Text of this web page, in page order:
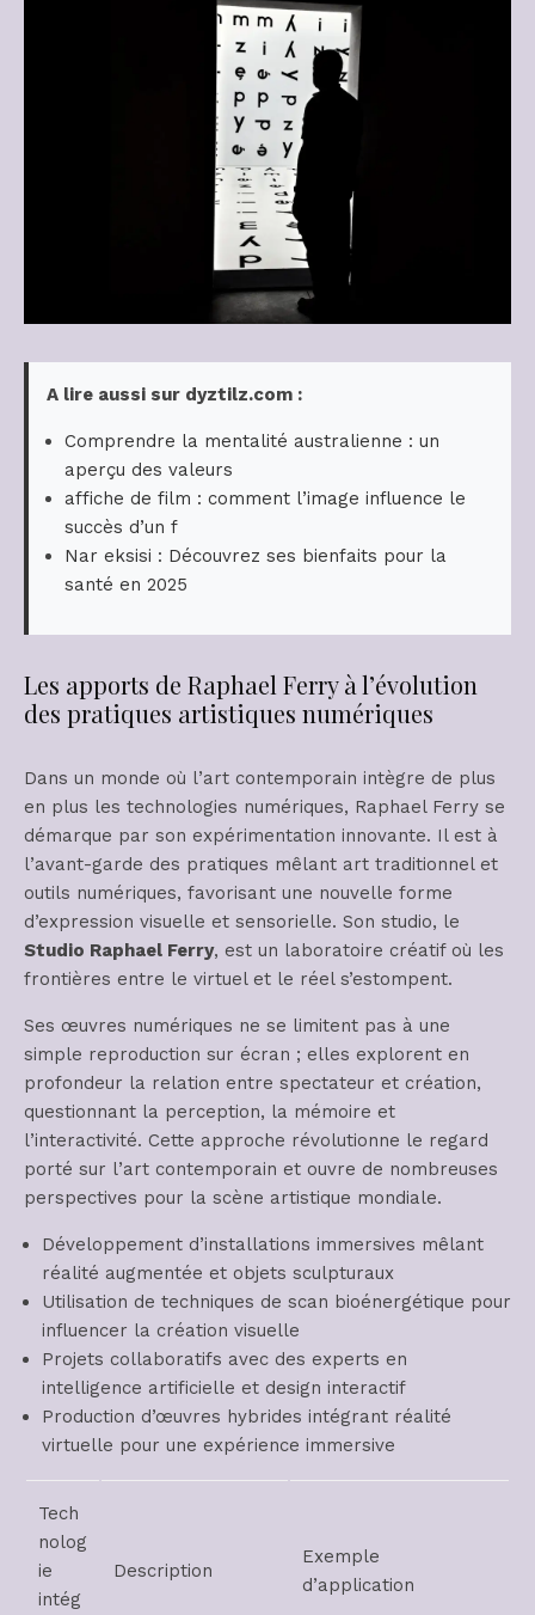
A lire aussi sur dyztilz.com :
Comprendre la mentalité australienne : un
aperçu des valeurs
affiche de film : comment l’image influence le
succès d’un f
Nar eksisi : Découvrez ses bienfaits pour la
santé en 2025
Les apports de Raphael Ferry à l’évolution
des pratiques artistiques numériques
Dans un monde où l’art contemporain intègre de plus
en plus les technologies numériques, Raphael Ferry se
démarque par son expérimentation innovante. Il est à
l’avant-garde des pratiques mêlant art traditionnel et
outils numériques, favorisant une nouvelle forme
d’expression visuelle et sensorielle. Son studio, le
Studio Raphael Ferry, est un laboratoire créatif où les
frontières entre le virtuel et le réel s’estompent.
Ses œuvres numériques ne se limitent pas à une
simple reproduction sur écran ; elles explorent en
profondeur la relation entre spectateur et création,
questionnant la perception, la mémoire et
l’interactivité. Cette approche révolutionne le regard
porté sur l’art contemporain et ouvre de nombreuses
perspectives pour la scène artistique mondiale.
Développement d’installations immersives mêlant
réalité augmentée et objets sculpturaux
Utilisation de techniques de scan bioénergétique pour
influencer la création visuelle
Projets collaboratifs avec des experts en
intelligence artificielle et design interactif
Production d’œuvres hybrides intégrant réalité
virtuelle pour une expérience immersive
Tech
nolog
ie
intég
Description
Exemple
d’application